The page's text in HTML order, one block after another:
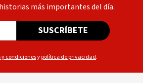
más importantes del día.
SUSCRÍBETE
condicionesypolítica de privacidad.